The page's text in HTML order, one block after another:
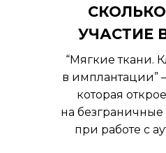
“Мягкие ткани.
в имплантации”
которая
на
при работе с
УЧАСТИЕ